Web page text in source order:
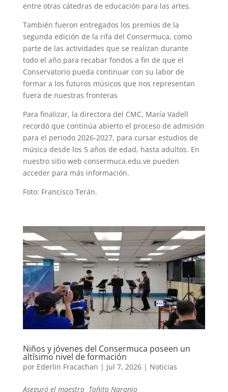
entre otras cátedras de educación para las artes.
También fueron entregados los premios de la
segunda edición de la rifa del Consermuca, como
parte de las actividades que se realizan durante
todo el año para recabar fondos a fin de que el
Conservatorio pueda continuar con su labor de
formar a los futuros músicos que nos representan
fuera de nuestras fronteras
Para finalizar, la directora del CMC, María Vadell
recordó que continúa abierto el proceso de admisión
para el periodo 2026-2027, para cursar estudios de
música desde los 5 años de edad, hasta adultos. En
nuestro sitio web consermuca.edu.ve pueden
acceder para más información.
Foto: Francisco Terán.
Niños y jóvenes del Consermuca poseen un
altísimo nivel de formación
por Ederlin Fracachan | Jul 7, 2026| Noticias
Aseguró el maestro Toñito Naranjo